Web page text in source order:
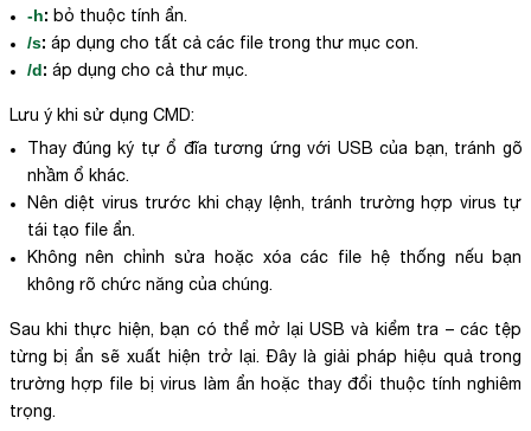
-h: bỏ thuộc tính ẩn.
/s: áp dụng cho tất cả các file trong thư mục con.
/d: áp dụng cho cả thư mục.
Lưu ý khi sử dụng CMD:
Thay đúng ký tự ổ đĩa tương ứng với USB của bạn, tránh gõ
nhầm ổ khác.
Nên diệt virus trước khi chạy lệnh, tránh trường hợp virus tự
tái tạo file ẩn.
Không nên chỉnh sửa hoặc xóa các file hệ thống nếu bạn
không rõ chức năng của chúng.
Sau khi thực hiện, bạn có thể mở lại USB và kiểm tra – các tệp
từng bị ẩn sẽ xuất hiện trở lại. Đây là giải pháp hiệu quả trong
trường hợp file bị virus làm ẩn hoặc thay đổi thuộc tính nghiêm
trọng.